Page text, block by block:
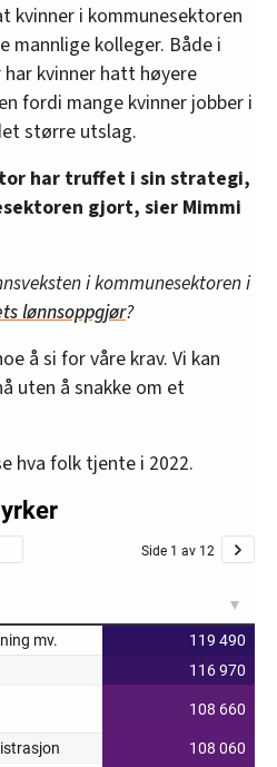
kvinner i kommunesektoren
mannlige kolleger. Både i
kvinner hatt høyere
fordi mange kvinner jobber i
større utslag.
har truffet i sin strategi,
gjort, sier Mimmi
i kommunesektoren i
lønnsoppgjør?
å si for våre krav. Vi kan
uten å snakke om et
hva folk tjente i 2022.